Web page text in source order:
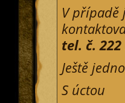
V případě
tel. č. 222
Ještě
S úctou